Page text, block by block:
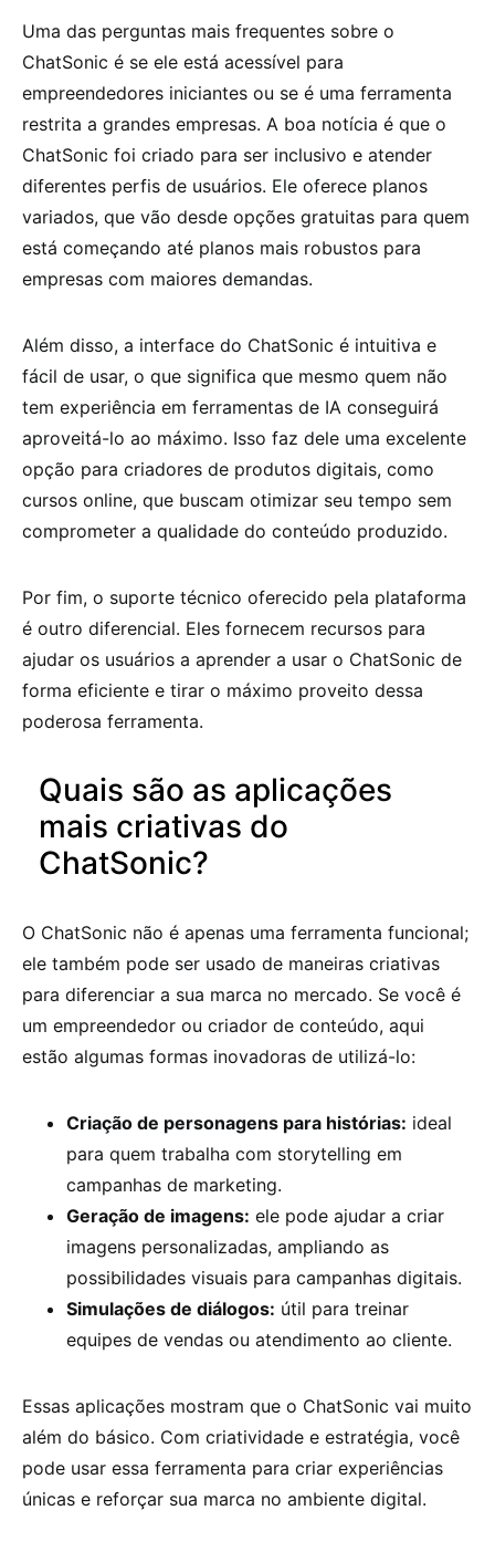
Uma das perguntas mais frequentes sobre o
ChatSonic é se ele está acessível para
empreendedores iniciantes ou se é uma ferramenta
restrita a grandes empresas. A boa notícia é que o
ChatSonic foi criado para ser inclusivo e atender
diferentes perfis de usuários. Ele oferece planos
variados, que vão desde opções gratuitas para quem
está começando até planos mais robustos para
empresas com maiores demandas.
Além disso, a interface do ChatSonic é intuitiva e
fácil de usar, o que significa que mesmo quem não
tem experiência em ferramentas de IA conseguirá
aproveitá-lo ao máximo. Isso faz dele uma excelente
opção para criadores de produtos digitais, como
cursos online, que buscam otimizar seu tempo sem
comprometer a qualidade do conteúdo produzido.
Por fim, o suporte técnico oferecido pela plataforma
é outro diferencial. Eles fornecem recursos para
ajudar os usuários a aprender a usar o ChatSonic de
forma eficiente e tirar o máximo proveito dessa
poderosa ferramenta.
Quais são as aplicações
mais criativas do
ChatSonic?
O ChatSonic não é apenas uma ferramenta funcional;
ele também pode ser usado de maneiras criativas
para diferenciar a sua marca no mercado. Se você é
um empreendedor ou criador de conteúdo, aqui
estão algumas formas inovadoras de utilizá-lo:
Criação de personagens para histórias: ideal
para quem trabalha com storytelling em
campanhas de marketing.
Geração de imagens: ele pode ajudar a criar
imagens personalizadas, ampliando as
possibilidades visuais para campanhas digitais.
Simulações de diálogos: útil para treinar
equipes de vendas ou atendimento ao cliente.
Essas aplicações mostram que o ChatSonic vai muito
além do básico. Com criatividade e estratégia, você
pode usar essa ferramenta para criar experiências
únicas e reforçar sua marca no ambiente digital.